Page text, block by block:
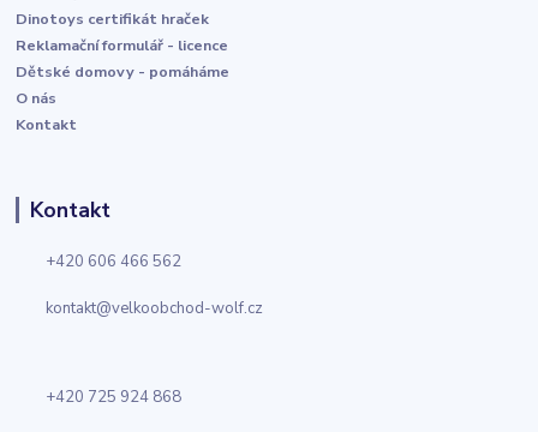
Dinotoys certifikát hraček
Reklamační formulář - licence
Dětské domovy - pomáháme
O nás
Kontakt
Kontakt
+420 606 466 562
kontakt@velkoobchod-wolf.cz
+420 725 924 868